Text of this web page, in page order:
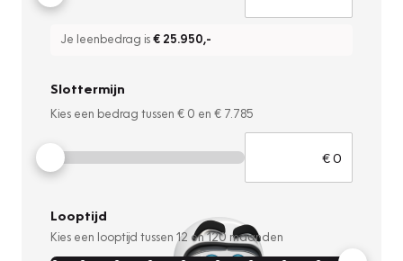
Je leenbedrag is€ 25.950,-
Slottermijn
Kies een bedrag tussen € 0 en € 7.785
Looptijd
Kies een looptijd tussen 12 en120 maanden